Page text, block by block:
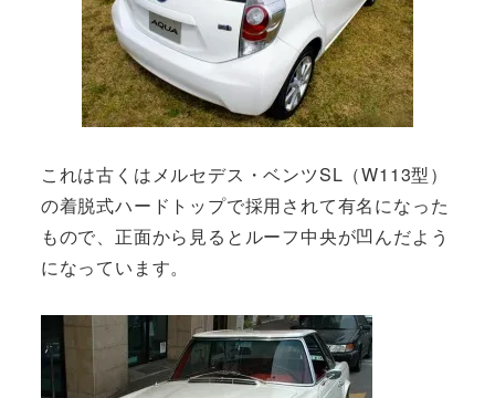
これは古くはメルセデス・ベンツSL（W113型）
の着脱式ハードトップで採用されて有名になった
もので、正面から見るとルーフ中央が凹んだよう
になっています。